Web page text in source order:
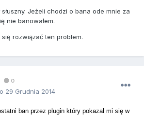
słuszny. Jeżeli chodzi o bana ode mnie za
nie banowałem.
rozwiązać ten problem.
0
29 Grudnia 2014
ban przez plugin który pokazał mi się w